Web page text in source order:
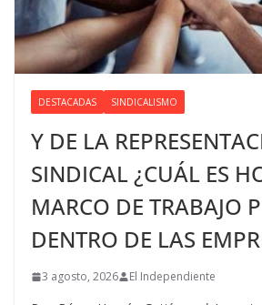
DESTACADAS SINDICALISMO
Y DE LA
SINDICAL ¿CUÁL ES
MARCO DE TRABAJO
DENTRO DE LAS
3 agosto, 2026 El Independiente